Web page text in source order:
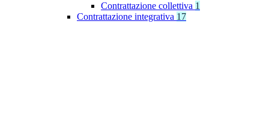
Contrattazione collettiva 1
Contrattazione integrativa 17